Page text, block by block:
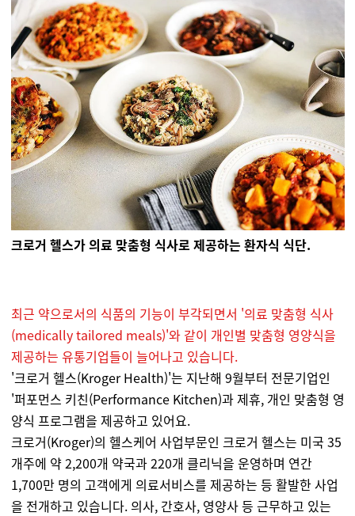
크로거 헬스가 의료 맞춤형 식사로 제공하는 환자식 식단.
최근 약으로서의 식품의 기능이 부각되면서 '의료 맞춤형 식사
(medically tailored meals)'와 같이 개인별 맞춤형 영양식을
제공하는 유통기업들이 늘어나고 있습니다.
'크로거 헬스(Kroger Health)'는 지난해 9월부터 전문기업인
'퍼포먼스 키친(Performance Kitchen)과 제휴, 개인 맞춤형 영
양식 프로그램을 제공하고 있어요.
크로거(Kroger)의 헬스케어 사업부문인 크로거 헬스는 미국 35
개주에 약 2,200개 약국과 220개 클리닉을 운영하며 연간
1,700만 명의 고객에게 의료서비스를 제공하는 등 활발한 사업
을 전개하고 있습니다. 의사, 간호사, 영양사 등 근무하고 있는